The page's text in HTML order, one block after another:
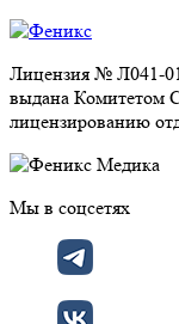
Лицензия № Л041-
выдана Комитетом
лицензированию
Мы в соцсетях